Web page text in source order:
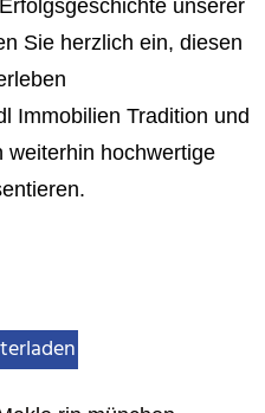
unserer
Sie herzlich ein, diesen
Immobilien Tradition und
weiterhin hochwertige